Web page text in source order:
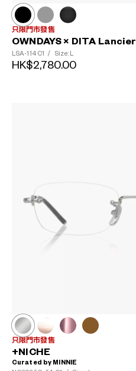
只限門市發售
OWNDAYS × DITA Lancier
LSA-114C1 / Size: L
HK$2,780.00
只限門市發售
+NICHE
Curated by MINNIE